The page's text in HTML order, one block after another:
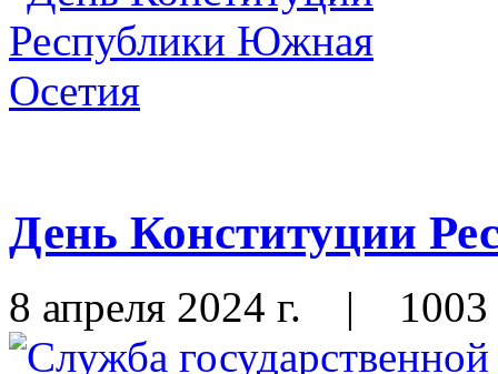
День Конституции
8 апреля 2024 г. | 1003